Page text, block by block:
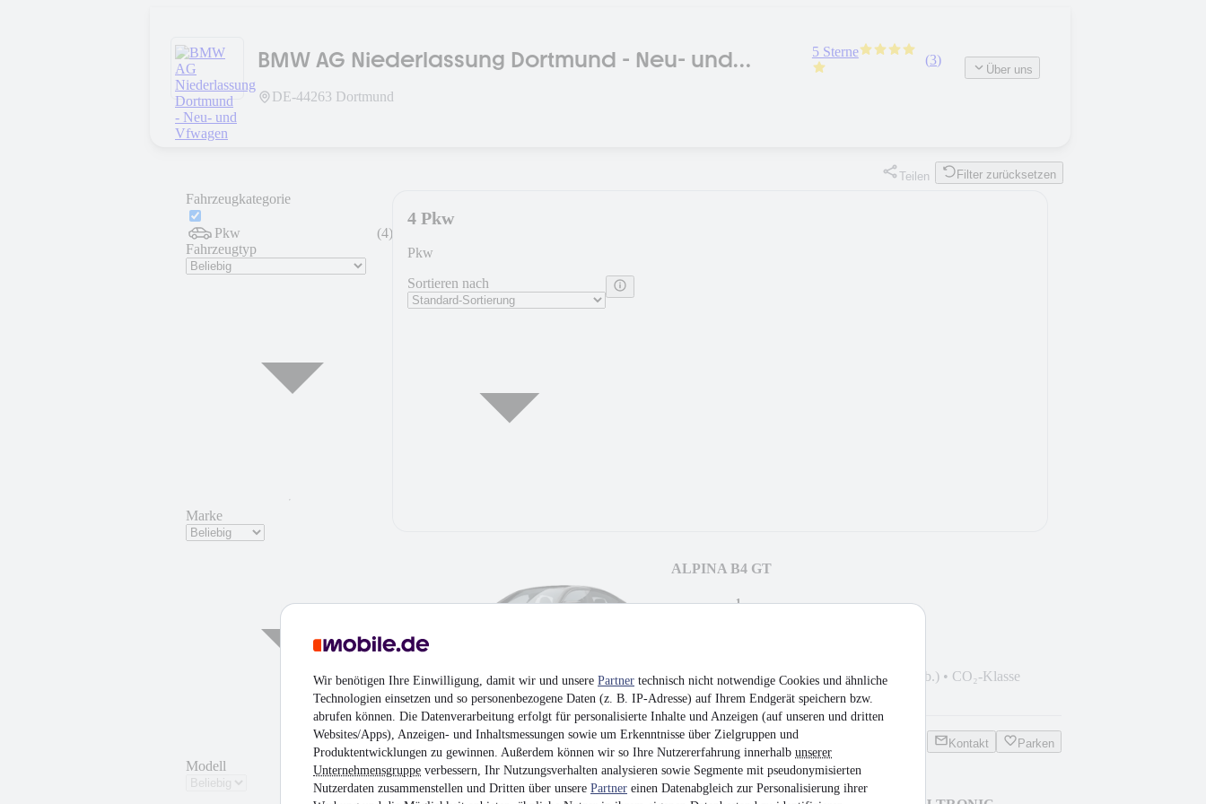
Wir benötigen Ihre Einwilligung, damit wir und unsere Partner technisch nicht notwendige Cookies und ähnliche
Technologien einsetzen und so personenbezogene Daten (z. B. IP-Adresse) auf Ihrem Endgerät speichern bzw.
abrufen können. Die Datenverarbeitung erfolgt für personalisierte Inhalte und Anzeigen (auf unseren und dritten
Websites/Apps), Anzeigen- und Inhaltsmessungen sowie um Erkenntnisse über Zielgruppen und
Produktentwicklungen zu gewinnen. Außerdem können wir so Ihre Nutzererfahrung innerhalb unserer
Unternehmensgruppe verbessern, Ihr Nutzungsverhalten analysieren sowie Segmente mit pseudonymisierten
Nutzerdaten zusammenstellen und Dritten über unsere Partner einen Datenabgleich zur Personalisierung ihrer
BMW AG Niederlassung Dortmund - Neu- und
Vfwagen
5 Sterne
(3)
DE-44263 Dortmund
Über uns
Teilen Filter zurücksetzen
Fahrzeugkategorie
Pkw (4)
Fahrzeugtyp
Marke
Modell
4 Pkw
Pkw
Sortieren nach
ALPINA B4 GT
97.600 €¹
10,6 l/100km (komb.)•241 g CO₂/km (komb.) • CO₂-Klasse
G (komb.)
Kontakt Parken